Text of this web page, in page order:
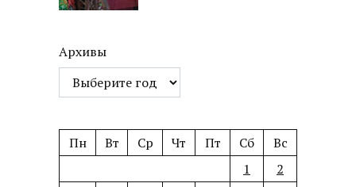
Архивы
Пн Вт Ср Чт Пт Сб
Вс
1
2